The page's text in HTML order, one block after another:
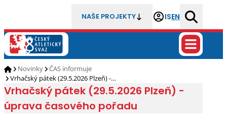
NAŠE PROJEKTY ISEN
Novinky
ČAS informuje
Vrhačský pátek (29.5.2026 Plzeň) -…
Vrhačský pátek (29.5.2026 Plzeň) -
úprava časového pořadu